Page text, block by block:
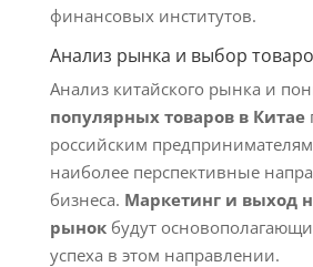
финансовых институтов.
Анализ рынка и выбор
Анализ китайского рынка и
популярных товаров в Китае
российским
наиболее перспективные
бизнеса. Маркетинг и выход
рынокбудут
успеха в этом направлении.